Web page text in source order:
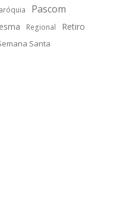
Pascom
Regional Retiro
Santa